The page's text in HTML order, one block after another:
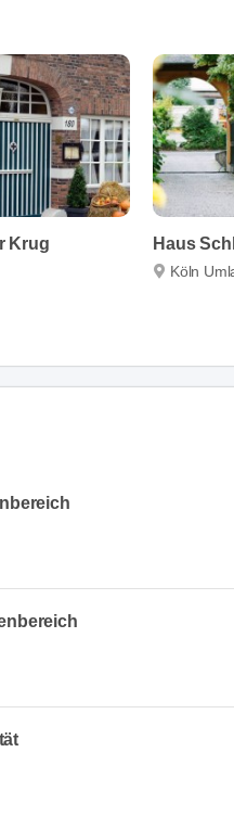
Krug Haus
Köln